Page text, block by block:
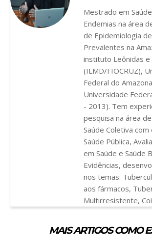
Mestrado em
Endemias na área
de Epidemiologia
Prevalentes na
instituto Leônidas e
(ILMD/FIOCRUZ),
Federal do
Universidade
- 2013). Tem
pesquisa na área
Saúde Coletiva
Saúde Pública,
em Saúde e Saúde
Evidências,
nos temas:
aos fármacos,
Multirresistente,
MAIS ARTIGOS COMO